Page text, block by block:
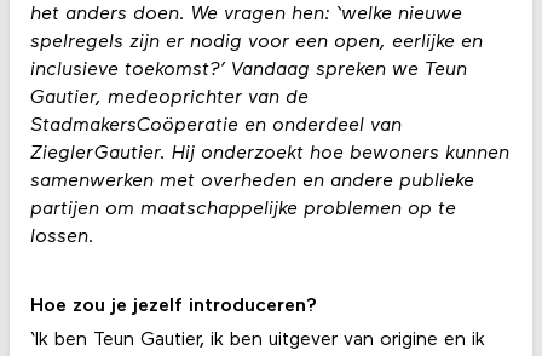
het anders doen. We vragen hen: ‘welke nieuwe
spelregels zijn er nodig voor een open, eerlijke en
inclusieve toekomst?’ Vandaag spreken we Teun
Gautier, medeoprichter van de
StadmakersCoöperatie en onderdeel van
ZieglerGautier. Hij onderzoekt hoe bewoners kunnen
samenwerken met overheden en andere publieke
partijen om maatschappelijke problemen op te
lossen.
Hoe zou je jezelf introduceren?
‘Ik ben Teun Gautier, ik ben uitgever van origine en ik